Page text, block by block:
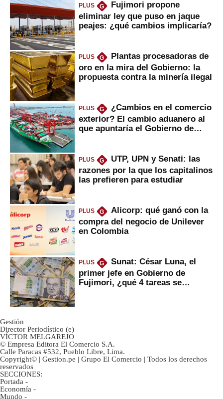
PLUS G
Fujimori propone
eliminar ley que puso en jaque
peajes: ¿qué cambios implicaría?
PLUS G
Plantas procesadoras de
oro en la mira del Gobierno: la
propuesta contra la minería ilegal
PLUS G
¿Cambios en el comercio
exterior? El cambio aduanero al
que apuntaría el Gobierno de
PLUS G
UTP, UPN y Senati: las
razones por la que los capitalinos
las prefieren para estudiar
PLUS G
Alicorp: qué ganó con la
compra del negocio de Unilever
en Colombia
PLUS G
Sunat: César Luna, el
primer jefe en Gobierno de
Fujimori, ¿qué 4 tareas se
Gestión
Director Periodístico (e)
VÍCTOR MELGAREJO
© Empresa Editora El Comercio S.A.
Calle Paracas #532, Pueblo Libre, Lima.
Copyright© | Gestion.pe | Grupo El Comercio | Todos los derechos
reservados
SECCIONES:
Portada -
Economía -
Mundo -